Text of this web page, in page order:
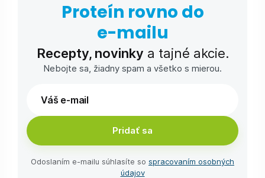
Proteín rovno do
e-⁠mailu
Recepty, novinky a tajné akcie.
Nebojte sa, žiadny spam a všetko s mierou.
Pridať sa
Odoslaním e-⁠mailu súhlasíte so spracovaním osobných
údajov